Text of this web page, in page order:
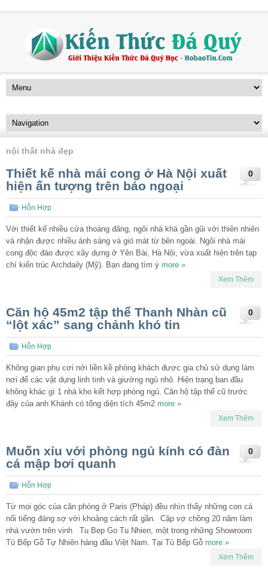
nội thất nhà đẹp
0
Thiết kế nhà mái cong ở Hà Nội xuất
hiện ấn tượng trên báo ngoại
Hỗn Hợp
Với thiết kế nhiều cửa thoáng đãng, ngôi nhà khá gần gũi với thiên nhiên
và nhận được nhiều ánh sáng và gió mát từ bên ngoài. Ngôi nhà mái
cong độc đáo được xây dựng ở Yên Bài, Hà Nội, vừa xuất hiện trên tạp
chí kiến trúc Archdaily (Mỹ). Bạn đang tìm ý more »
Xem Thêm
0
Căn hộ 45m2 tập thể Thanh Nhàn cũ
“lột xác” sang chảnh khó tin
Hỗn Hợp
Không gian phụ cơi nới liền kề phòng khách được gia chủ sử dụng làm
nơi để các vật dụng linh tinh và giường ngủ nhỏ. Hiện trạng ban đầu
không khác gì 1 nhà kho kết hợp phòng ngủ. Căn hộ tập thể cũ trước
đây của anh Khánh có tổng diện tích 45m2 more »
Xem Thêm
0
Muốn xỉu với phòng ngủ kính có đàn
cá mập bơi quanh
Hỗn Hợp
Từ mọi góc của căn phòng ở Paris (Pháp) đều nhìn thấy những con cá
nổi tiếng đáng sợ với khoảng cách rất gần. Cặp vợ chồng 20 năm làm
nhà vườn trên vịnh Tu Bep Go Tu Nhien, một trong những Showroom
Tủ Bếp Gỗ Tự Nhiên hàng đầu Việt Nam. Tại Tủ Bếp Gỗ more »
Xem Thêm